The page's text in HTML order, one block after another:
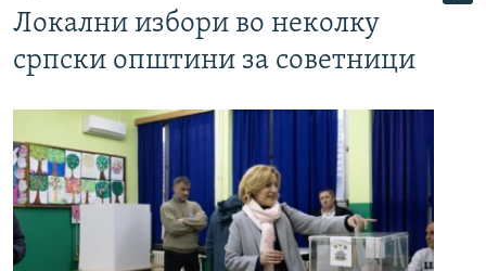
Локални избори во неколку
српски општини за советници